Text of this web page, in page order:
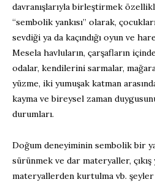
davranışlarıyla birleştirmek
“sembolik yankısı” olarak,
sevdiği ya da kaçındığı oyun ve
Mesela havluların, çarşafların
odalar, kendilerini sarmalar,
yüzme, iki yumuşak katman
kayma ve bireysel zaman
durumları.
Doğum deneyiminin sembolik bir
sürünmek ve dar materyaller, çıkış
materyallerden kurtulma vb.